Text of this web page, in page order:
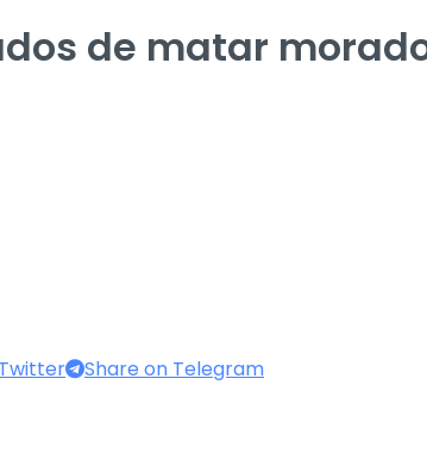
de matar
Share on Telegram